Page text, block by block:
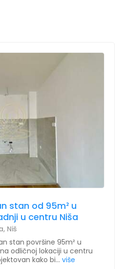
stan od 95m² u
u centru Niša
Niš
stan površine 95m² u
odličnoj lokaciji u centru
kako bi... više